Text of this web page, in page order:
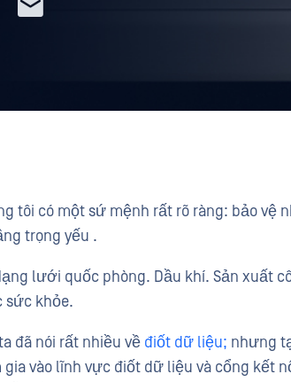
tôi có một sứ mệnh rất rõ ràng: bảo
trọng yếu .
lưới quốc phòng. Dầu khí. Sản xuất
sức khỏe.
đã nói rất nhiều về điốt dữ liệu; nhưng
vào lĩnh vực điốt dữ liệu và cổng kết